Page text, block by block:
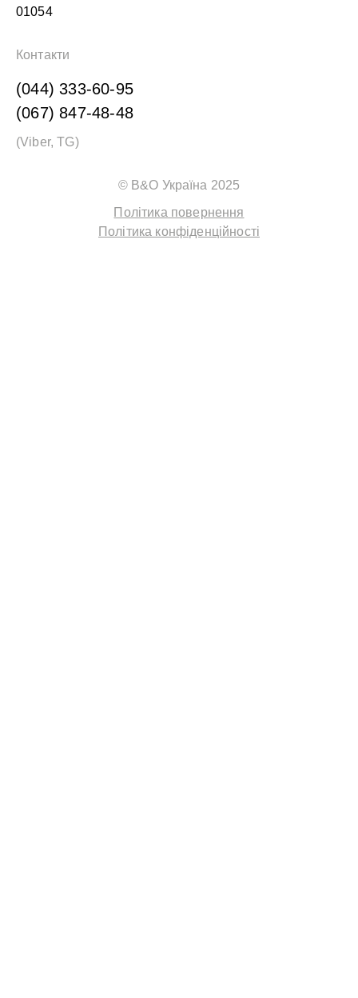
01054
Контакти
(044) 333-60-95
(067) 847-48-48
(Viber, TG)
© B&O Україна 2025
Політика повернення
Політика конфіденційності